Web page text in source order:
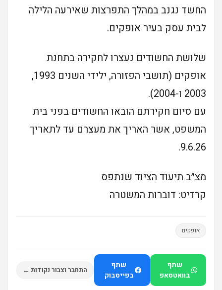
החשד נגנב במהלך התפרצות שאירעה הלילה
לבית עסק בעיר אופקים.
שלושת החשודים נעצרו לחקירה בתחנת
אופקים (תושבי הפזורה, ילידי השנים 1993,
2003 ו-2004).
עם סיום חקירתם הובאו החשודים בפני בית
המשפט, אשר האריך את מעצרם עד לתאריך
9.6.26.
מצ״ב תיעוד הציוד שנתפס
קרדיט: דוברות המשטרה
אופקים
שתף
בוואטסאפ
שתף
בפייסבוק
התחבר וצבור נקודות ←